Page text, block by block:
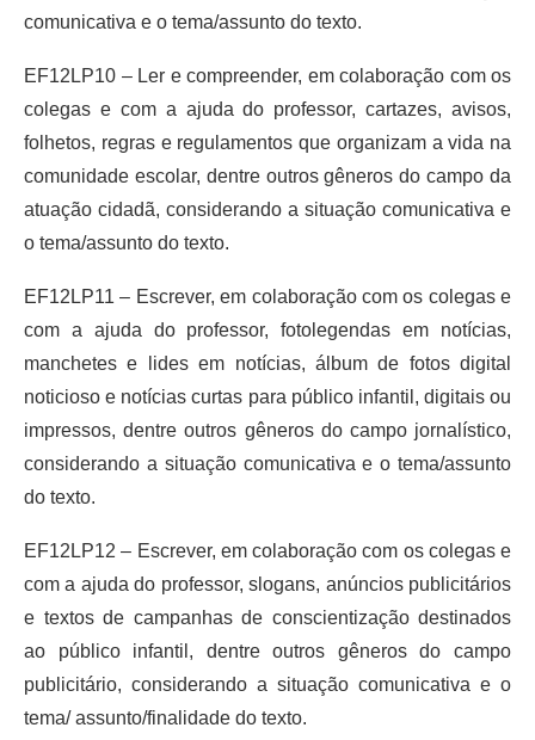
comunicativa e o tema/assunto do texto.
EF12LP10 – Ler e compreender, em colaboração com os
colegas e com a ajuda do professor, cartazes, avisos,
folhetos, regras e regulamentos que organizam a vida na
comunidade escolar, dentre outros gêneros do campo da
atuação cidadã, considerando a situação comunicativa e
o tema/assunto do texto.
EF12LP11 – Escrever, em colaboração com os colegas e
com a ajuda do professor, fotolegendas em notícias,
manchetes e lides em notícias, álbum de fotos digital
noticioso e notícias curtas para público infantil, digitais ou
impressos, dentre outros gêneros do campo jornalístico,
considerando a situação comunicativa e o tema/assunto
do texto.
EF12LP12 – Escrever, em colaboração com os colegas e
com a ajuda do professor, slogans, anúncios publicitários
e textos de campanhas de conscientização destinados
ao público infantil, dentre outros gêneros do campo
publicitário, considerando a situação comunicativa e o
tema/ assunto/finalidade do texto.